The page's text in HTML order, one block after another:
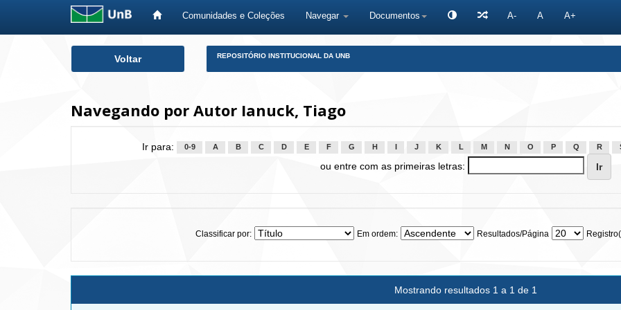
Comunidades e Coleções Navegar Documentos A- A A+
Voltar REPOSITÓRIO INSTITUCIONAL DA UNB
Navegando por Autor Ianuck, Tiago
Ir para: 0-9 A B C D E F G H J K L M N O P Q R
ou entre com as primeiras letras:
Classificar por: Em ordem: Resultados/Página
Mostrando resultados 1 a 1 de 1